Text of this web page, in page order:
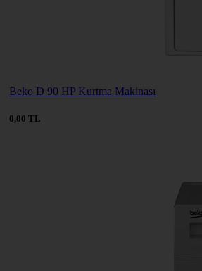
Beko D 90 HP Kurtma Makinası
0,00 TL